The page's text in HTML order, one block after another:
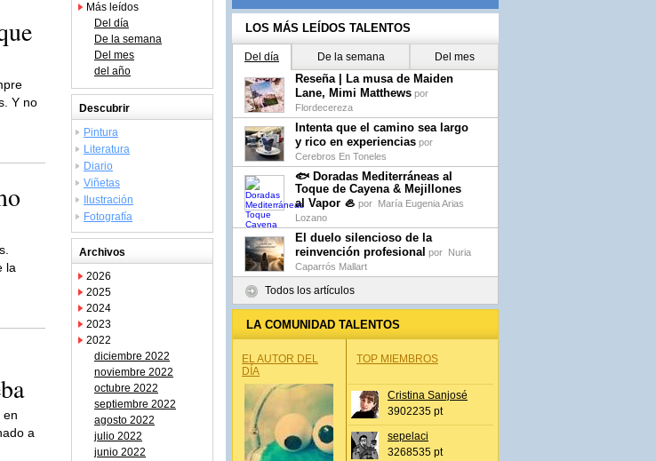
Y no
la
en
a
Más leídos
Del día
De la semana
Del mes
del año
Descubrir
Pintura
Literatura
Diario
Viñetas
Ilustración
Fotografía
Archivos
2026
2025
2024
2023
2022
diciembre 2022
noviembre 2022
octubre 2022
septiembre 2022
agosto 2022
julio 2022
junio 2022
LOS MÁS LEÍDOS TALENTOS
Del día De la semana Del mes
Reseña | La musa de Maiden
Lane, Mimi Matthews por
Flordecereza
Intenta que el camino sea largo
y rico en experiencias por
Cerebros En Toneles
🐟 Doradas Mediterráneas al
Toque de Cayena & Mejillones
al Vapor 🦪 por María Eugenia Arias
Lozano
El duelo silencioso de la
reinvención profesional por Nuria
Caparrós Mallart
Todos los artículos
LA COMUNIDAD TALENTOS
EL AUTOR DEL
DÍA
TOP MIEMBROS
Cristina Sanjosé
3902235 pt
sepelaci
3268535 pt